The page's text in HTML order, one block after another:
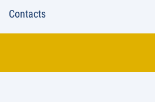
Contacts